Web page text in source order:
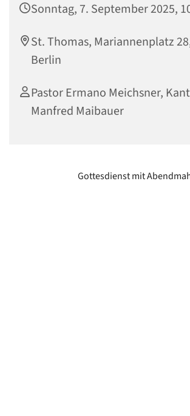
Sonntag, 7. September 2025,
St. Thomas, Mariannenplatz
Berlin
Pastor Ermano Meichsner,
Manfred Maibauer
Gottesdienst mit